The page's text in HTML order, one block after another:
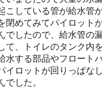
している管が給水管
めてみてパイロット
したので、給水管の
、トイレのタンク内
水する部品やフロート
イロットが回りっぱな
した。